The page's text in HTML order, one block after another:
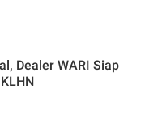
Dealer WARI Siap